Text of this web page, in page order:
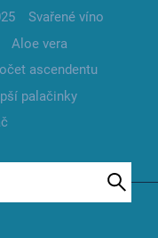
Svařené víno
Aloe vera
ascendentu
palačinky